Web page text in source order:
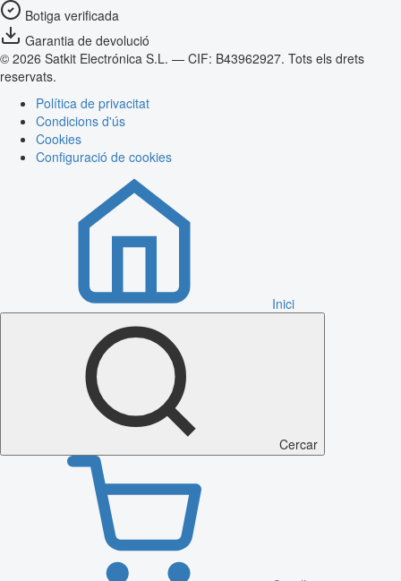
Botiga verificada
Garantia de devolució
© 2026 Satkit Electrónica S.L. — CIF: B43962927. Tots els drets
reservats.
Política de privacitat
Condicions d'ús
Cookies
Configuració de cookies
Inici
Cercar